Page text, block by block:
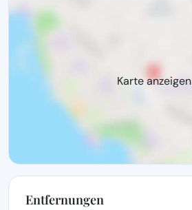
Karte anzeigen
Entfernungen